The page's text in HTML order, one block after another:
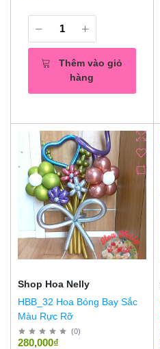
Thêm vào giỏ
hàng
Shop Hoa Nelly
HBB_32 Hoa Bóng Bay Sắc
Màu Rực Rỡ
(0)
280,000₫